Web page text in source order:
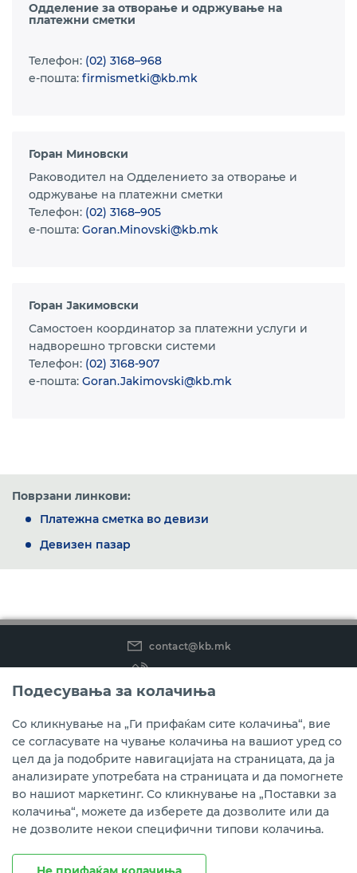
Одделение за отворање и одржување на
платежни сметки
Телефон: (02) 3168–968
e-пошта: firmismetki@kb.mk
Горан Миновски
Раководител на Одделението за отворање и
одржување на платежни сметки
Телефон: (02) 3168–905
e-пошта: Goran.Minovski@kb.mk
Горан Јакимовски
Самостоен координатор за платежни услуги и
надворешно трговски системи
Телефон: (02) 3168-907
e-пошта: Goran.Jakimovski@kb.mk
Поврзани линкови:
Платежна сметка во девизи
Девизен пазар
contact@kb.mk
(02) 3 296 800
Instagram
LinkedIn
Youtube
Преземете ја мобилната апликација мБанкаКо.
Подесувања за колачиња
Со кликнување на „Ги прифаќам сите колачиња“, вие
се согласувате на чување колачиња на вашиот уред со
цел да ја подобрите навигацијата на страницата, да ја
анализирате употребата на страницата и да помогнете
во нашиот маркетинг. Со кликнување на „Поставки за
колачиња“, можете да изберете да дозволите или да
не дозволите некои специфични типови колачиња.